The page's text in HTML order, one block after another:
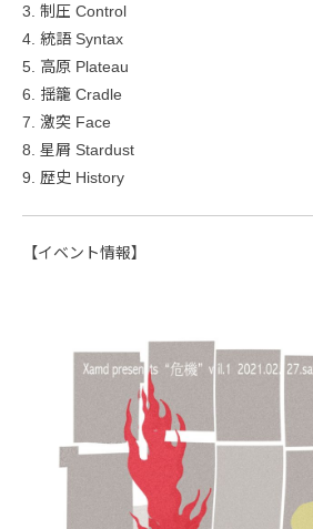
3. 制圧 Control
4. 統語 Syntax
5. 高原 Plateau
6. 揺籠 Cradle
7. 激突 Face
8. 星屑 Stardust
9. 歴史 History
【イベント情報】